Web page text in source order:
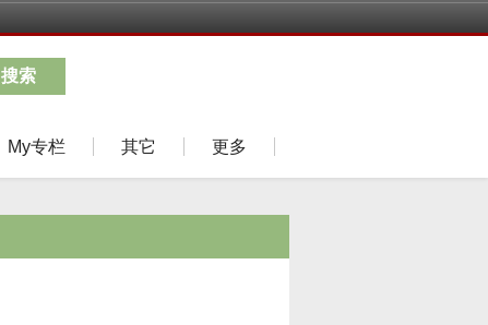
搜索
My专栏 其它 更多